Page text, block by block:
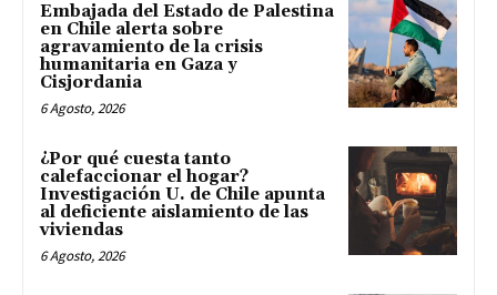
Embajada del Estado de Palestina
en Chile alerta sobre
agravamiento de la crisis
humanitaria en Gaza y
Cisjordania
6 Agosto, 2026
¿Por qué cuesta tanto
calefaccionar el hogar?
Investigación U. de Chile apunta
al deficiente aislamiento de las
viviendas
6 Agosto, 2026